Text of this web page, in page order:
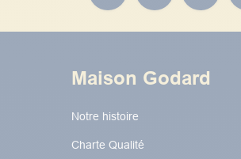
Maison Godard
Notre histoire
Charte Qualité